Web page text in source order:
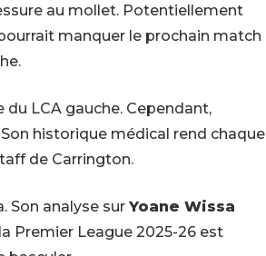
au mollet. Potentiellement
manquer le prochain match
du LCA gauche. Cependant,
historique médical rend chaque
de Carrington.
Son analyse sur Yoane Wissa
Premier League 2025-26 est